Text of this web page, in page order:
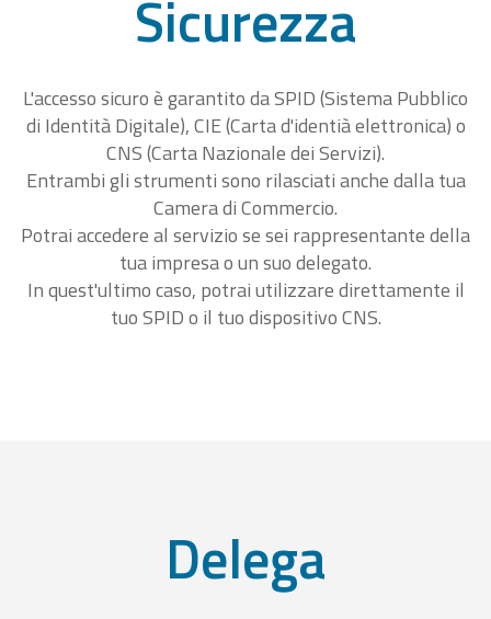
Sicurezza
L'accesso sicuro è garantito da SPID (Sistema Pubblico
di Identità Digitale), CIE (Carta d'identià elettronica) o
CNS (Carta Nazionale dei Servizi).
Entrambi gli strumenti sono rilasciati anche dalla tua
Camera di Commercio.
Potrai accedere al servizio se sei rappresentante della
tua impresa o un suo delegato.
In quest'ultimo caso, potrai utilizzare direttamente il
tuo SPID o il tuo dispositivo CNS.
Delega